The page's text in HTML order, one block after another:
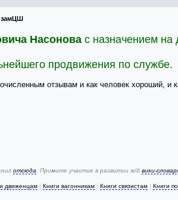
замЦШ
Насонова с назначением
продвижения по службе.
отзывам и как человек хороший, и
отсюда. Примите участие в развитии ж/д вики-
движенцам | Книги вагонникам | Книги связистам | Книги